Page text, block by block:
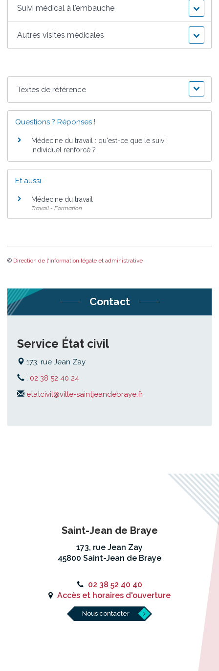
Suivi médical à l'embauche
Autres visites médicales
Textes de référence
Questions ? Réponses !
Médecine du travail : qu'est-ce que le suivi
individuel renforcé ?
Et aussi
Médecine du travail
Travail - Formation
© Direction de l'information légale et administrative
Contact
Service État civil
173, rue Jean Zay
: 02 38 52 40 24
etatcivil@ville-saintjeandebraye.fr
Saint-Jean de Braye
173, rue Jean Zay
45800 Saint-Jean de Braye
02 38 52 40 40
Accès et horaires d'ouverture
Nous contacter